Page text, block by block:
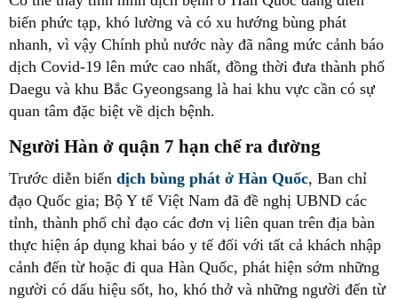
biến phức tạp, khó lường và có xu hướng bùng phát
nhanh, vì vậy Chính phủ nước này đã nâng mức cảnh báo
dịch Covid-19 lên mức cao nhất, đồng thời đưa thành phố
Daegu và khu Bắc Gyeongsang là hai khu vực cần có sự
quan tâm đặc biệt về dịch bệnh.
Người Hàn ở quận 7 hạn chế ra đường
Trước diễn biến dịch bùng phát ở Hàn Quốc, Ban chỉ
đạo Quốc gia; Bộ Y tế Việt Nam đã đề nghị UBND các
tỉnh, thành phố chỉ đạo các đơn vị liên quan trên địa bàn
thực hiện áp dụng khai báo y tế đối với tất cả khách nhập
cảnh đến từ hoặc đi qua Hàn Quốc, phát hiện sớm những
người có dấu hiệu sốt, ho, khó thở và những người đến từ